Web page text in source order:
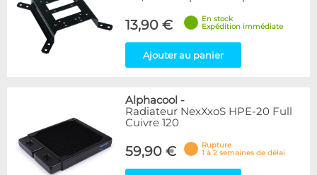
13,90 €
En stock
Expédition immédiate
Ajouter au panier
Alphacool -
Radiateur NexXxoS HPE-20 Full
Cuivre 120
59,90 €
Rupture
1 à 2 semaines de délai